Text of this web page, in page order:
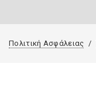
Πολιτική Ασφάλειας